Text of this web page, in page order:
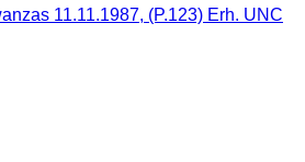
11.11.1987, (P.123) Erh. UNC